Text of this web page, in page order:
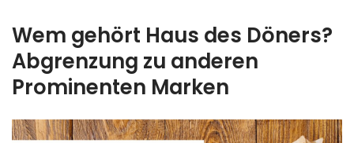
Wem gehört Haus des Döners?
Abgrenzung zu anderen
Prominenten Marken